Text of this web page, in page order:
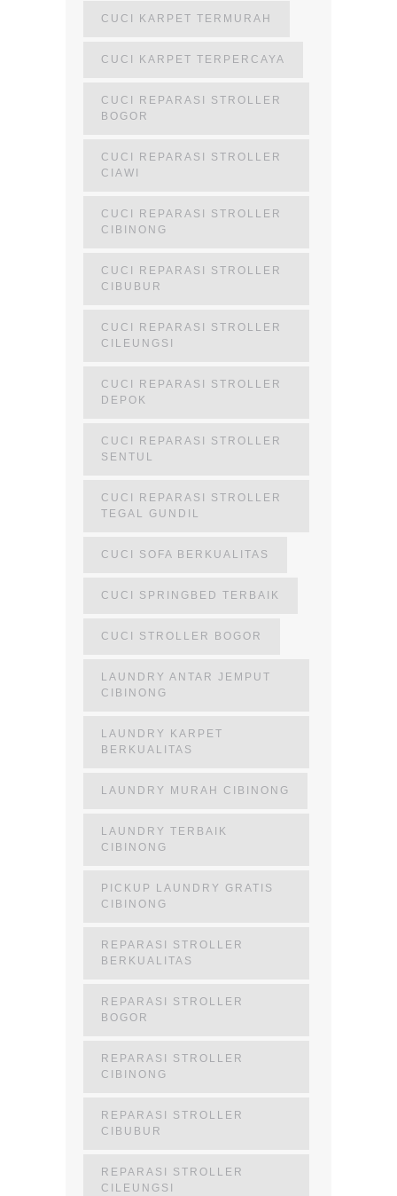
CUCI KARPET TERMURAH
CUCI KARPET TERPERCAYA
CUCI REPARASI STROLLER
BOGOR
CUCI REPARASI STROLLER
CIAWI
CUCI REPARASI STROLLER
CIBINONG
CUCI REPARASI STROLLER
CIBUBUR
CUCI REPARASI STROLLER
CILEUNGSI
CUCI REPARASI STROLLER
DEPOK
CUCI REPARASI STROLLER
SENTUL
CUCI REPARASI STROLLER
TEGAL GUNDIL
CUCI SOFA BERKUALITAS
CUCI SPRINGBED TERBAIK
CUCI STROLLER BOGOR
LAUNDRY ANTAR JEMPUT
CIBINONG
LAUNDRY KARPET
BERKUALITAS
LAUNDRY MURAH CIBINONG
LAUNDRY TERBAIK
CIBINONG
PICKUP LAUNDRY GRATIS
CIBINONG
REPARASI STROLLER
BERKUALITAS
REPARASI STROLLER
BOGOR
REPARASI STROLLER
CIBINONG
REPARASI STROLLER
CIBUBUR
REPARASI STROLLER
CILEUNGSI